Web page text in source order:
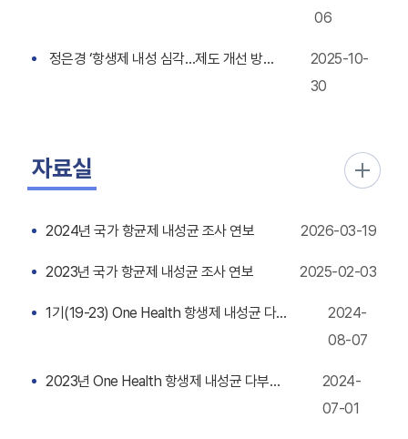
06
정은경 ‘항생제 내성 심각…제도 개선 방안 마련’
2025-10-
30
자료실
2024년 국가 항균제 내성균 조사 연보 2026-03-19
2023년 국가 항균제 내성균 조사 연보 2025-02-03
1기(19-23) One Health 항생제 내성균 다부처 공동대응사업 성과 통합분석
2024-
08-07
2023년 One Health 항생제 내성균 다부처 공동대응사업 연보
2024-
07-01